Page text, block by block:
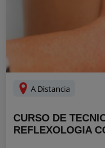
A Distancia
CURSO DE
REFLEXOLOGIA